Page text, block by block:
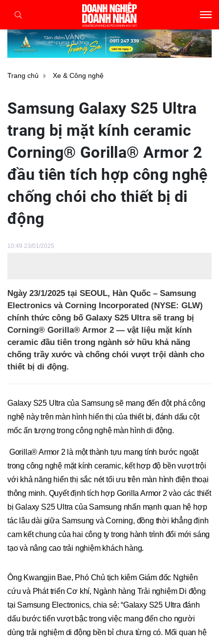
Trang chủ Xe & Công nghệ
Samsung Galaxy S25 Ultra
trang bị mặt kính ceramic
Corning® Gorilla® Armor 2
đầu tiên tích hợp công nghệ
chống chói cho thiết bị di
động
10:49 23/01/2025
Ngày 23/1/2025 tại SEOUL, Hàn Quốc – Samsung
Electronics và Corning Incorporated (NYSE: GLW)
chính thức công bố Galaxy S25 Ultra sẽ trang bị
Corning® Gorilla® Armor 2 — vật liệu mặt kính
ceramic đầu tiên trong ngành sở hữu khả năng
chống trầy xước và chống chói vượt trội dành cho
thiết bị di động.
Galaxy S25 Ultra của Samsung sẽ mang đến đột phá công
nghệ này trên màn hình hiển thị của thiết bị, đánh dấu cột
mốc ấn tượng trong công nghệ màn hình di động.
Gorilla® Armor 2 là một thành tựu mang tính bước ngoặt
trong công nghệ mặt kính ceramic, kết hợp độ bền vượt trội
với khả năng hiển thị sắc nét tối ưu trên màn hình điện thoại
thông minh. Quyết định tích hợp Gorilla Armor 2 vào các thiết
bị Galaxy S25 Ultra của Samsung nhấn mạnh quan hệ hợp
tác lâu dài giữa Samsung và Corning, đồng thời khẳng định
cam kết chung của hai công ty trong hành trình đổi mới sáng
tạo và nâng cao trải nghiệm khách hàng.
Ông Kwangjin Bae, Phó Chủ tịch kiêm Giám đốc Nghiên
cứu và Phát triển Cơ khí, Ngành hàng Trải nghiệm Di động
tại Samsung Electronics, chia sẻ: “Galaxy S25 Ultra đánh
dấu bước tiến vượt bậc trong việc mang đến cho người
dùng trải nghiệm di động bền bỉ chưa từng có. Mối quan hệ